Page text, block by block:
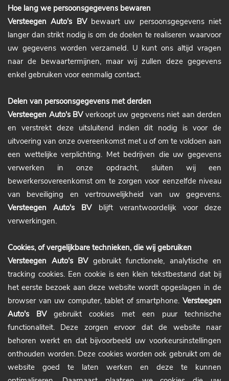
Hoe lang we persoonsgegevens bewaren
Versteegen Auto's BVbewaart uw persoonsgegevens niet
langer dan strikt nodig is om de doelen te realiseren waarvoor
uw gegevens worden verzameld. U kunt ons altijd vragen
naar de bewaartermijnen, maar wij zullen deze gegevens
enkel gebruiken voor eenmalig contact.
Delen van persoonsgegevens met derden
Versteegen Auto's BVverkoopt uw gegevens niet aan derden
en verstrekt deze uitsluitend indien dit nodig is voor de
uitvoering van onze overeenkomst met u of om te voldoen aan
een wettelijke verplichting. Met bedrijven die uw gegevens
verwerken in onze opdracht, sluiten wij een
bewerkersovereenkomst om te zorgen voor eenzelfde niveau
van beveiliging en vertrouwelijkheid van uw gegevens.
Versteegen Auto's BVblijft verantwoordelijk voor deze
verwerkingen.
Cookies, of vergelijkbare technieken, die wij gebruiken
Versteegen Auto's BVgebruikt functionele, analytische en
tracking cookies. Een cookie is een klein tekstbestand dat bij
het eerste bezoek aan deze website wordt opgeslagen in de
browser van uw computer, tablet of smartphone. Versteegen
Auto's BVgebruikt cookies met een puur technische
functionaliteit. Deze zorgen ervoor dat de website naar
behoren werkt en dat bijvoorbeeld uw voorkeursinstellingen
onthouden worden. Deze cookies worden ook gebruikt om de
website goed te laten werken en deze te kunnen